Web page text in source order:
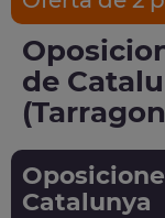
de
Catalunya